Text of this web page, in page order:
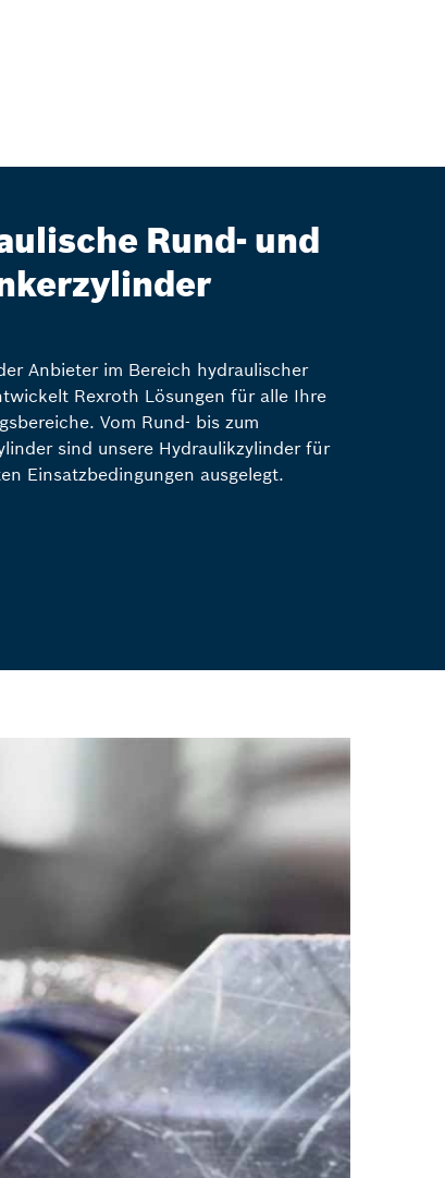
Rund- und
Anbieter im Bereich hydraulischer
Rexroth Lösungen für alle Ihre
Vom Rund- bis zum
sind unsere Hydraulikzylinder für
Einsatzbedingungen ausgelegt.